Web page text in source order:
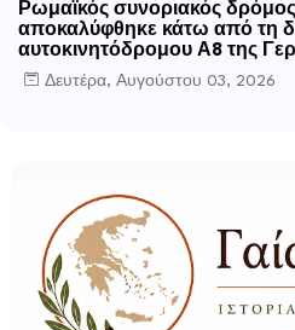
Ρωμαϊκός συνοριακός
αποκαλύφθηκε κάτω από τη
αυτοκινητόδρομου Α8 της
Δευτέρα, Αυγούστου 03, 2026